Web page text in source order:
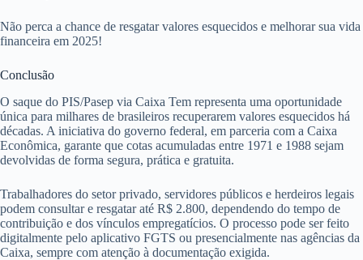
Não perca a chance de resgatar valores esquecidos e melhorar sua vida
financeira em 2025!
Conclusão
O saque do PIS/Pasep via Caixa Tem representa uma oportunidade
única para milhares de brasileiros recuperarem valores esquecidos há
décadas. A iniciativa do governo federal, em parceria com a Caixa
Econômica, garante que cotas acumuladas entre 1971 e 1988 sejam
devolvidas de forma segura, prática e gratuita.
Trabalhadores do setor privado, servidores públicos e herdeiros legais
podem consultar e resgatar até R$ 2.800, dependendo do tempo de
contribuição e dos vínculos empregatícios. O processo pode ser feito
digitalmente pelo aplicativo FGTS ou presencialmente nas agências da
Caixa, sempre com atenção à documentação exigida.